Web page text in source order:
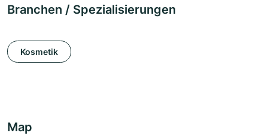
Branchen / Spezialisierungen
Kosmetik
Map